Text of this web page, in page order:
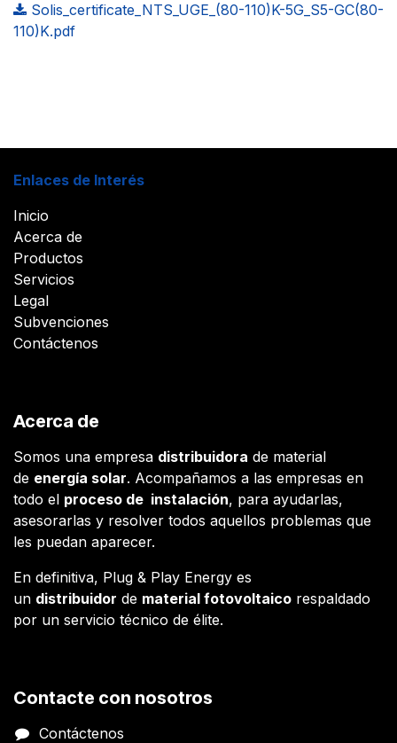
Solis_certificate_NTS_UGE_(80-110)K-5G_S5-GC(80-
110)K.pdf
Enlaces de Interés
Inicio
Acerca de
Productos
Servicios
Legal
Subvenciones
Contáctenos
Acerca de
Somos una empresa distribuidora de material
de energía solar. Acompañamos a las empresas en
todo el proceso de instalación, para ayudarlas,
asesorarlas y resolver todos aquellos problemas que
les puedan aparecer.
En definitiva, Plug & Play Energy es
un distribuidor de material fotovoltaico respaldado
por un servicio técnico de élite.
Contacte con nosotros
Contáctenos